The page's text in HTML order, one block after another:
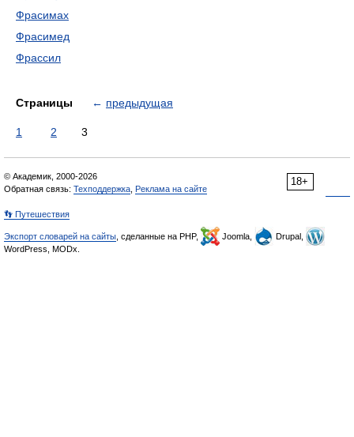
Фрасимах
Фрасимед
Фрассил
Страницы ← предыдущая
1 2 3
18+
© Академик, 2000-2026
Обратная связь: Техподдержка Реклама на сайте
👣 Путешествия
Экспорт словарей на сайты , сделанные на PHP, Joomla,
Drupal,
WordPress, MODx.